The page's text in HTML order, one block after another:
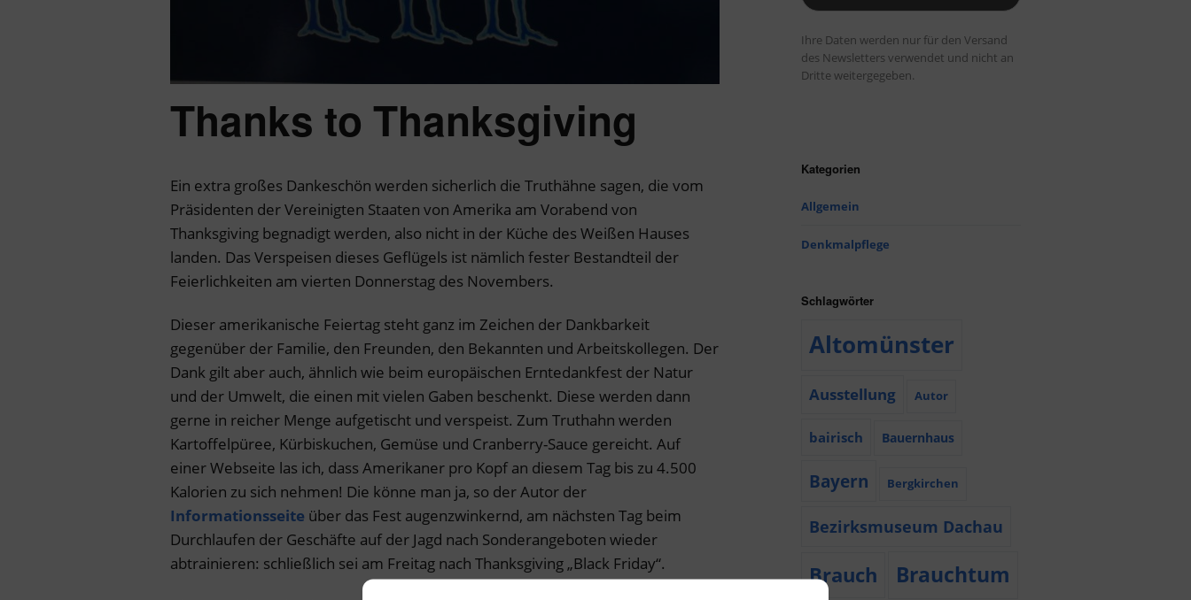
Thanks to Thanksgiving
Ein extra großes Dankeschön werden sicherlich die Truthähne sagen, die vom
Präsidenten der Vereinigten Staaten von Amerika am Vorabend von
Thanksgiving begnadigt werden, also nicht in der Küche des Weißen Hauses
landen. Das Verspeisen dieses Geflügels ist nämlich fester Bestandteil der
Feierlichkeiten am vierten Donnerstag des Novembers.
Dieser amerikanische Feiertag steht ganz im Zeichen der Dankbarkeit
gegenüber der Familie, den Freunden, den Bekannten und Arbeitskollegen. Der
Dank gilt aber auch, ähnlich wie beim europäischen Erntedankfest der Natur
und der Umwelt, die einen mit vielen Gaben beschenkt. Diese werden dann
gerne in reicher Menge aufgetischt und verspeist. Zum Truthahn werden
Kartoffelpüree, Kürbiskuchen, Gemüse und Cranberry-Sauce gereicht. Auf
einer Webseite las ich, dass Amerikaner pro Kopf an diesem Tag bis zu 4.500
Kalorien zu sich nehmen! Die könne man ja, so der Autor der
Informationsseite über das Fest augenzwinkernd, am nächsten Tag beim
Durchlaufen der Geschäfte auf der Jagd nach Sonderangeboten wieder
abtrainieren: schließlich sei am Freitag nach Thanksgiving „Black Friday“.
Ihre Daten werden nur für den Versand
des Newsletters verwendet und nicht an
Dritte weitergegeben.
Kategorien
Allgemein
Denkmalpflege
Schlagwörter
Altomünster
Ausstellung Autor
bairisch Bauernhaus
Bayern Bergkirchen
Bezirksmuseum Dachau
Brauch Brauchtum